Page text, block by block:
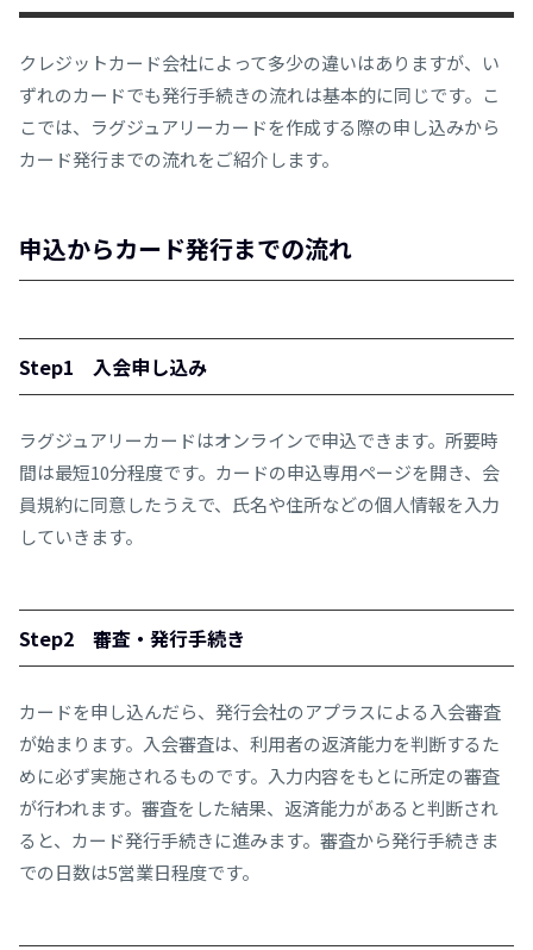
クレジットカード会社によって多少の違いはありますが、い
ずれのカードでも発行手続きの流れは基本的に同じです。こ
こでは、ラグジュアリーカードを作成する際の申し込みから
カード発行までの流れをご紹介します。
申込からカード発行までの流れ
Step1 入会申し込み
ラグジュアリーカードはオンラインで申込できます。所要時
間は最短10分程度です。カードの申込専用ページを開き、会
員規約に同意したうえで、氏名や住所などの個人情報を入力
していきます。
Step2 審査・発行手続き
カードを申し込んだら、発行会社のアプラスによる入会審査
が始まります。入会審査は、利用者の返済能力を判断するた
めに必ず実施されるものです。入力内容をもとに所定の審査
が行われます。審査をした結果、返済能力があると判断され
ると、カード発行手続きに進みます。審査から発行手続きま
での日数は5営業日程度です。